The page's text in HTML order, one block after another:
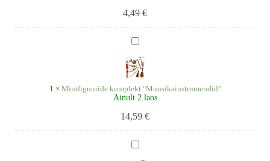
4,49 €
Minifiguuride
komplekt
"Muusikainstrumendid"
1 × Minifiguuride komplekt "Muusikainstrumendid"
Ainult 2 laos
14,59 €
Flööt